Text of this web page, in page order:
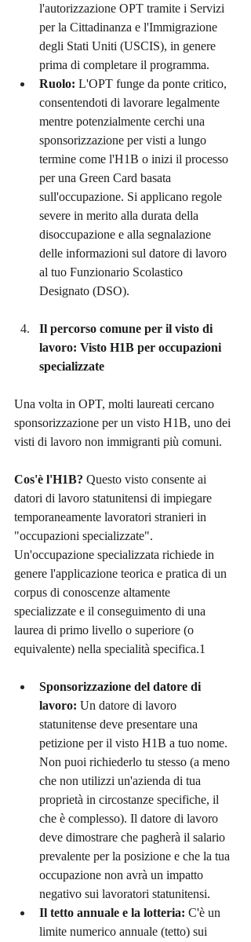
l'autorizzazione OPT tramite i Servizi
per la Cittadinanza e l'Immigrazione
degli Stati Uniti (USCIS), in genere
prima di completare il programma.
Ruolo: L'OPT funge da ponte critico,
consentendoti di lavorare legalmente
mentre potenzialmente cerchi una
sponsorizzazione per visti a lungo
termine come l'H1B o inizi il processo
per una Green Card basata
sull'occupazione. Si applicano regole
severe in merito alla durata della
disoccupazione e alla segnalazione
delle informazioni sul datore di lavoro
al tuo Funzionario Scolastico
Designato (DSO).
Il percorso comune per il visto di
lavoro: Visto H1B per occupazioni
specializzate
Una volta in OPT, molti laureati cercano
sponsorizzazione per un visto H1B, uno dei
visti di lavoro non immigranti più comuni.
Cos'è l'H1B? Questo visto consente ai
datori di lavoro statunitensi di impiegare
temporaneamente lavoratori stranieri in
"occupazioni specializzate".
Un'occupazione specializzata richiede in
genere l'applicazione teorica e pratica di un
corpus di conoscenze altamente
specializzate e il conseguimento di una
laurea di primo livello o superiore (o
equivalente) nella specialità specifica.1
Sponsorizzazione del datore di
lavoro: Un datore di lavoro
statunitense deve presentare una
petizione per il visto H1B a tuo nome.
Non puoi richiederlo tu stesso (a meno
che non utilizzi un'azienda di tua
proprietà in circostanze specifiche, il
che è complesso). Il datore di lavoro
deve dimostrare che pagherà il salario
prevalente per la posizione e che la tua
occupazione non avrà un impatto
negativo sui lavoratori statunitensi.
Il tetto annuale e la lotteria: C'è un
limite numerico annuale (tetto) sui